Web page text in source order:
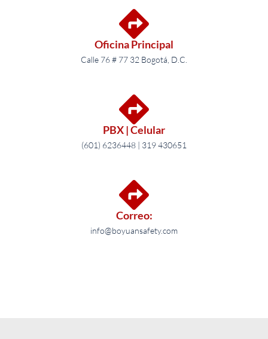
Oficina Principal
Calle 76 # 77 32 Bogotá, D.C.
PBX | Celular
(601) 6236448 | 319 430651
Correo:
info@boyuansafety.com